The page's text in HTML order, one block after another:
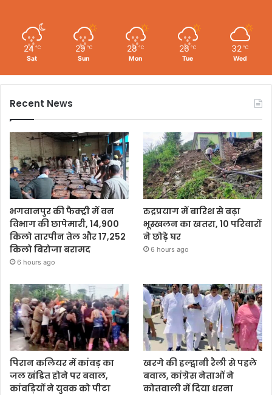
24 ℃
Sat
29 ℃
Sun
28 ℃
Mon
26 ℃
Tue
32 ℃
Wed
Recent News
भगवानपुर की फैक्ट्री में वन
विभाग की छापेमारी, 14,900
किलो तारपीन तेल और 17,252
किलो बिरोजा बरामद
6 hours ago
रुद्रप्रयाग में बारिश से बढ़ा
भूस्खलन का खतरा, 10 परिवारों
ने छोड़े घर
6 hours ago
पिरान कलियर में कांवड़ का
जल खंडित होने पर बवाल,
कांवड़ियों ने युवक को पीटा
खरगे की हल्द्वानी रैली से पहले
बवाल, कांग्रेस नेताओं ने
कोतवाली में दिया धरना